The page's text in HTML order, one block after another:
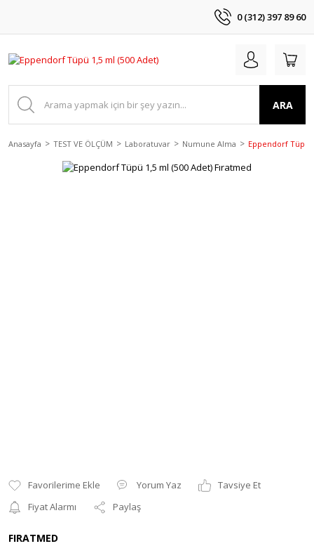
0 (312) 397 89 60
ARA
Anasayfa TEST VE ÖLÇÜM Laboratuvar Numune Alma Eppendorf Tüpü
Yorum Yaz
Tavsiye Et
Fiyat Alarmı
Paylaş
FIRATMED